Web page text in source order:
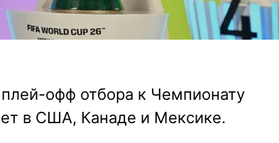
офф отбора к Чемпионату
в США, Канаде и Мексике.